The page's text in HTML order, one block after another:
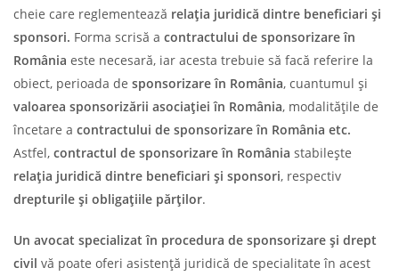
cheie care reglementează relația juridică dintre beneficiari și
sponsori. Forma scrisă a contractului de sponsorizare în
România este necesară, iar acesta trebuie să facă referire la
obiect, perioada de sponsorizare în România, cuantumul și
valoarea sponsorizării asociației în România, modalitățile de
încetare a contractului de sponsorizare în România etc.
Astfel, contractul de sponsorizare în România stabilește
relația juridică dintre beneficiari și sponsori, respectiv
drepturile și obligațiile părților.
Un avocat specializat în procedura de sponsorizare și drept
civil vă poate oferi asistență juridică de specialitate în acest